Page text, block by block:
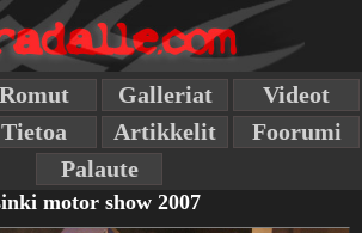
Romut Galleriat
Videot
Tietoa Artikkelit
Foorumi
Palaute
motor show 2007